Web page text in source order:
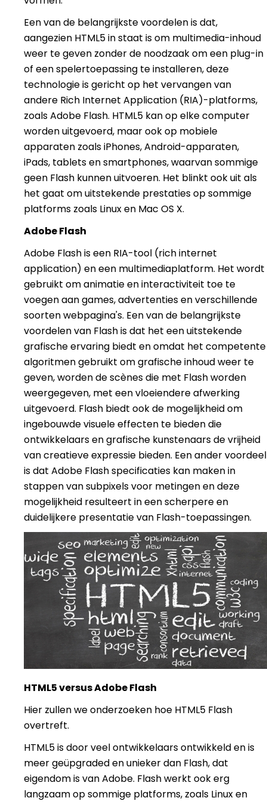
Een van de belangrijkste voordelen is dat,
aangezien HTML5 in staat is om multimedia-inhoud
weer te geven zonder de noodzaak om een plug-in
of een spelertoepassing te installeren, deze
technologie is gericht op het vervangen van
andere Rich Internet Application (RIA)-platforms,
zoals Adobe Flash. HTML5 kan op elke computer
worden uitgevoerd, maar ook op mobiele
apparaten zoals iPhones, Android-apparaten,
iPads, tablets en smartphones, waarvan sommige
geen Flash kunnen uitvoeren. Het blinkt ook uit als
het gaat om uitstekende prestaties op sommige
platforms zoals Linux en Mac OS X.
Adobe Flash
Adobe Flash is een RIA-tool (rich internet
application) en een multimediaplatform. Het wordt
gebruikt om animatie en interactiviteit toe te
voegen aan games, advertenties en verschillende
soorten webpagina's. Een van de belangrijkste
voordelen van Flash is dat het een uitstekende
grafische ervaring biedt en omdat het competente
algoritmen gebruikt om grafische inhoud weer te
geven, worden de scènes die met Flash worden
weergegeven, met een vloeiendere afwerking
uitgevoerd. Flash biedt ook de mogelijkheid om
ingebouwde visuele effecten te bieden die
ontwikkelaars en grafische kunstenaars de vrijheid
van creatieve expressie bieden. Een ander voordeel
is dat Adobe Flash specificaties kan maken in
stappen van subpixels voor metingen en deze
mogelijkheid resulteert in een scherpere en
duidelijkere presentatie van Flash-toepassingen.
HTML5 versus Adobe Flash
Hier zullen we onderzoeken hoe HTML5 Flash
overtreft.
HTML5 is door veel ontwikkelaars ontwikkeld en is
meer geüpgraded en unieker dan Flash, dat
eigendom is van Adobe. Flash werkt ook erg
langzaam op sommige platforms, zoals Linux en